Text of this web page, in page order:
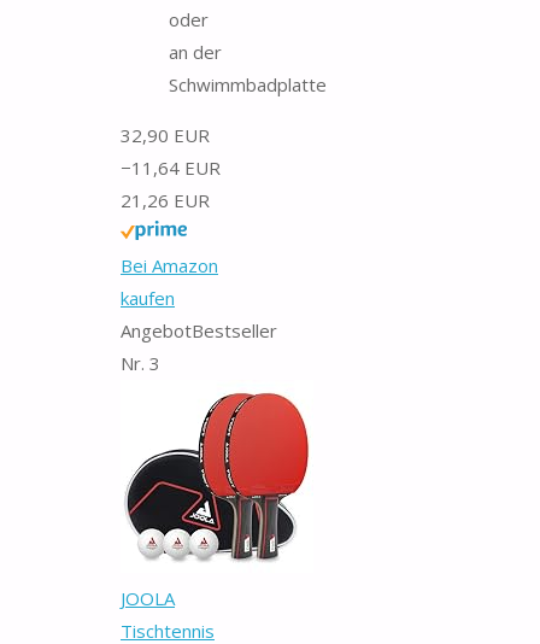
oder
an der
Schwimmbadplatte
32,90 EUR
−11,64 EUR
21,26 EUR
Bei Amazon
kaufen
AngebotBestseller
Nr. 3
JOOLA
Tischtennis